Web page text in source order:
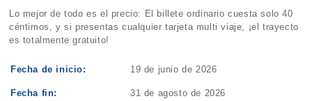
Lo mejor de todo es el precio: El billete ordinario cuesta solo 40
céntimos, y si presentas cualquier tarjeta multi viaje, ¡el trayecto
es totalmente gratuito!
Fecha de inicio: 19 de junio de 2026
Fecha fin: 31 de agosto de 2026